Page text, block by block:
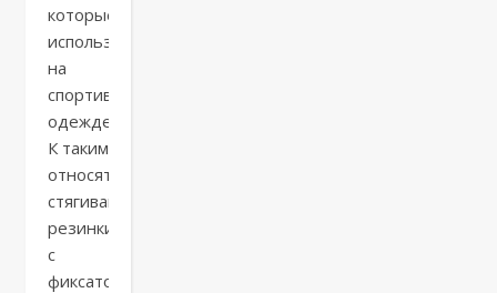
которые
используются
на
спортивной
одежде.
К таким
относятся
стягивающие
резинки
с
фиксаторами,